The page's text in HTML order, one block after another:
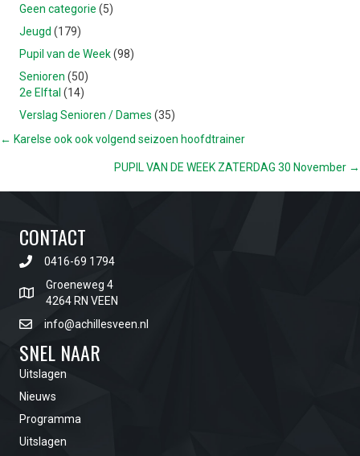
Geen categorie (5)
Jeugd (179)
Pupil van de Week(98)
Senioren (50)
2e Elftal (14)
Verslag Senioren / Dames (35)
POSTS
← Karelse ook ook volgend seizoen hoofdtrainer
PUPIL VAN DE WEEK ZATERDAG 30 November →
CONTACT
0416-69 1794
Groeneweg 4
4264 RN VEEN
info@achillesveen.nl
SNEL NAAR
Uitslagen
Nieuws
Programma
Uitslagen